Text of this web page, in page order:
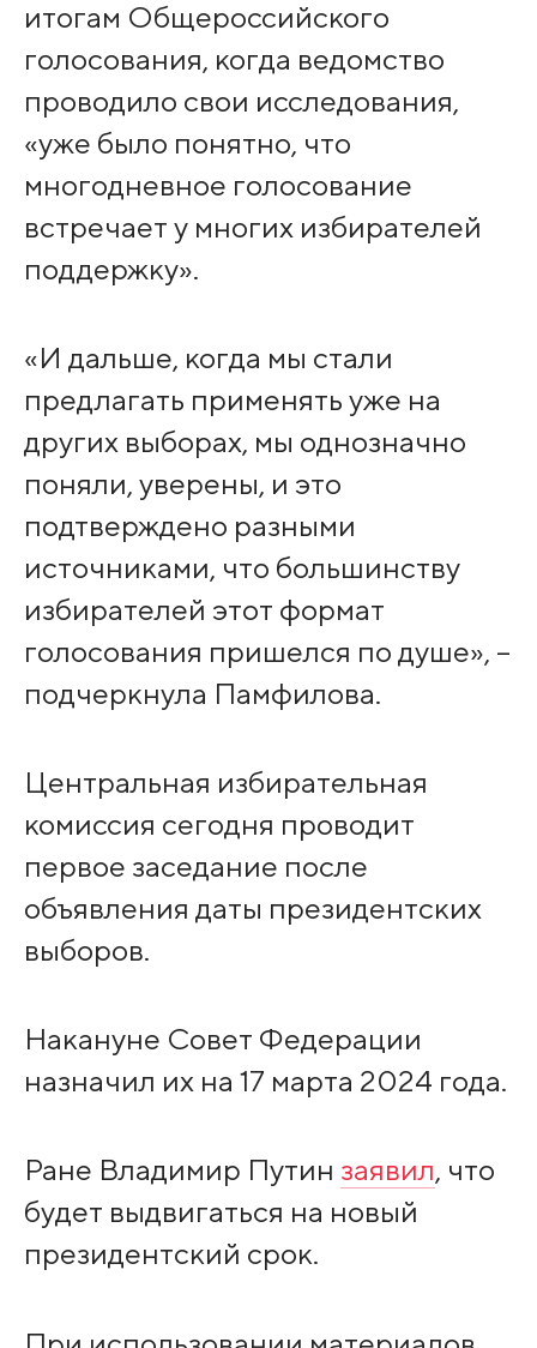
итогам Общероссийского
голосования, когда ведомство
проводило свои исследования,
«уже было понятно, что
многодневное голосование
встречает у многих избирателей
поддержку».
«И дальше, когда мы стали
предлагать применять уже на
других выборах, мы однозначно
поняли, уверены, и это
подтверждено разными
источниками, что большинству
избирателей этот формат
голосования пришелся по душе», –
подчеркнула Памфилова.
Центральная избирательная
комиссия сегодня проводит
первое заседание после
объявления даты президентских
выборов.
Накануне Совет Федерации
назначил их на 17 марта 2024 года.
Ране Владимир Путин заявил, что
будет выдвигаться на новый
президентский срок.